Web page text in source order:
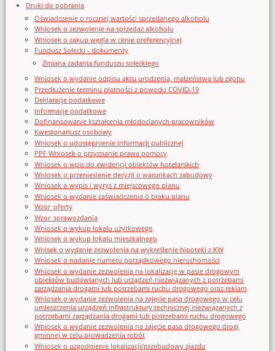
Druki do pobrania
Oświadczenie o rocznej wartości sprzedanego alkoholu
Wniosek o zezwolenie na sprzedaz alkoholu
Wniosek o zakup węgla w cenie preferencyjnej
Fundusz Sołecki - dokumenty
Zmiana zadania funduszu sołeckiego
Wniosek o wydanie odpisu aktu urodzenia, małżeństwa lub zgonu
Przedłużenie terminu płatności z powodu COVID-19
Deklaracje podatkowe
Informacje podatkowe
Dofinansowanie kształcenia młodocianych pracowników
Kwestonariusz osobowy
Wniosek o udostępnienie informacji publicznej
PPF Wniosek o przyznanie prawa pomocy
Wniosek o wpis do ewidencji obiektów hotelarskich
Wniosek o przeniesienie decyzji o warunkach zabudowy
Wniosek o wypis i wyrys z miejscowego planu
Wniosek o wydanie zaświadczenia o braku planu
Wzor_oferty
Wzor_sprawozdania
Wniosek o wykup lokalu użytkowego
Wniosek o wykup lokalu mieszkalnego
Wnisek o wydanie zezwolenia na wykreślenie hipoteki z KW
Wniosek o nadanie numeru porządkowego nieruchomości
Wniosek o wydanie zezwolenia na lokalizację w pasie drogowym
obiektów budowlanych lub urządzeń niezwiązanych z potrzebami
zarządzania drogami lub potrzebami ruchu drogowego oraz reklam
Wniosek o wydanie zezwolenia na zajęcie pasa drogowego w celu
umieszczenia urządzeń infrastruktury technicznej niezwiązanych z
potrzebami zarządzania drogami lub potrzebami ruchu drogowego
Wniosek o wydanie zezwolenia na zajęcie pasa drogowego drogi
gminnej w celu prowadzenia robót
Wniosek o uzgodnienie lokalizacji/przebudowy zjazdu